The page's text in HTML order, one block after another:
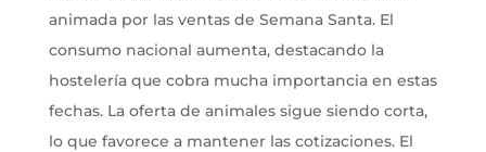
animada por las ventas de Semana Santa. El
consumo nacional aumenta, destacando la
hostelería que cobra mucha importancia en estas
fechas. La oferta de animales sigue siendo corta,
lo que favorece a mantener las cotizaciones. El